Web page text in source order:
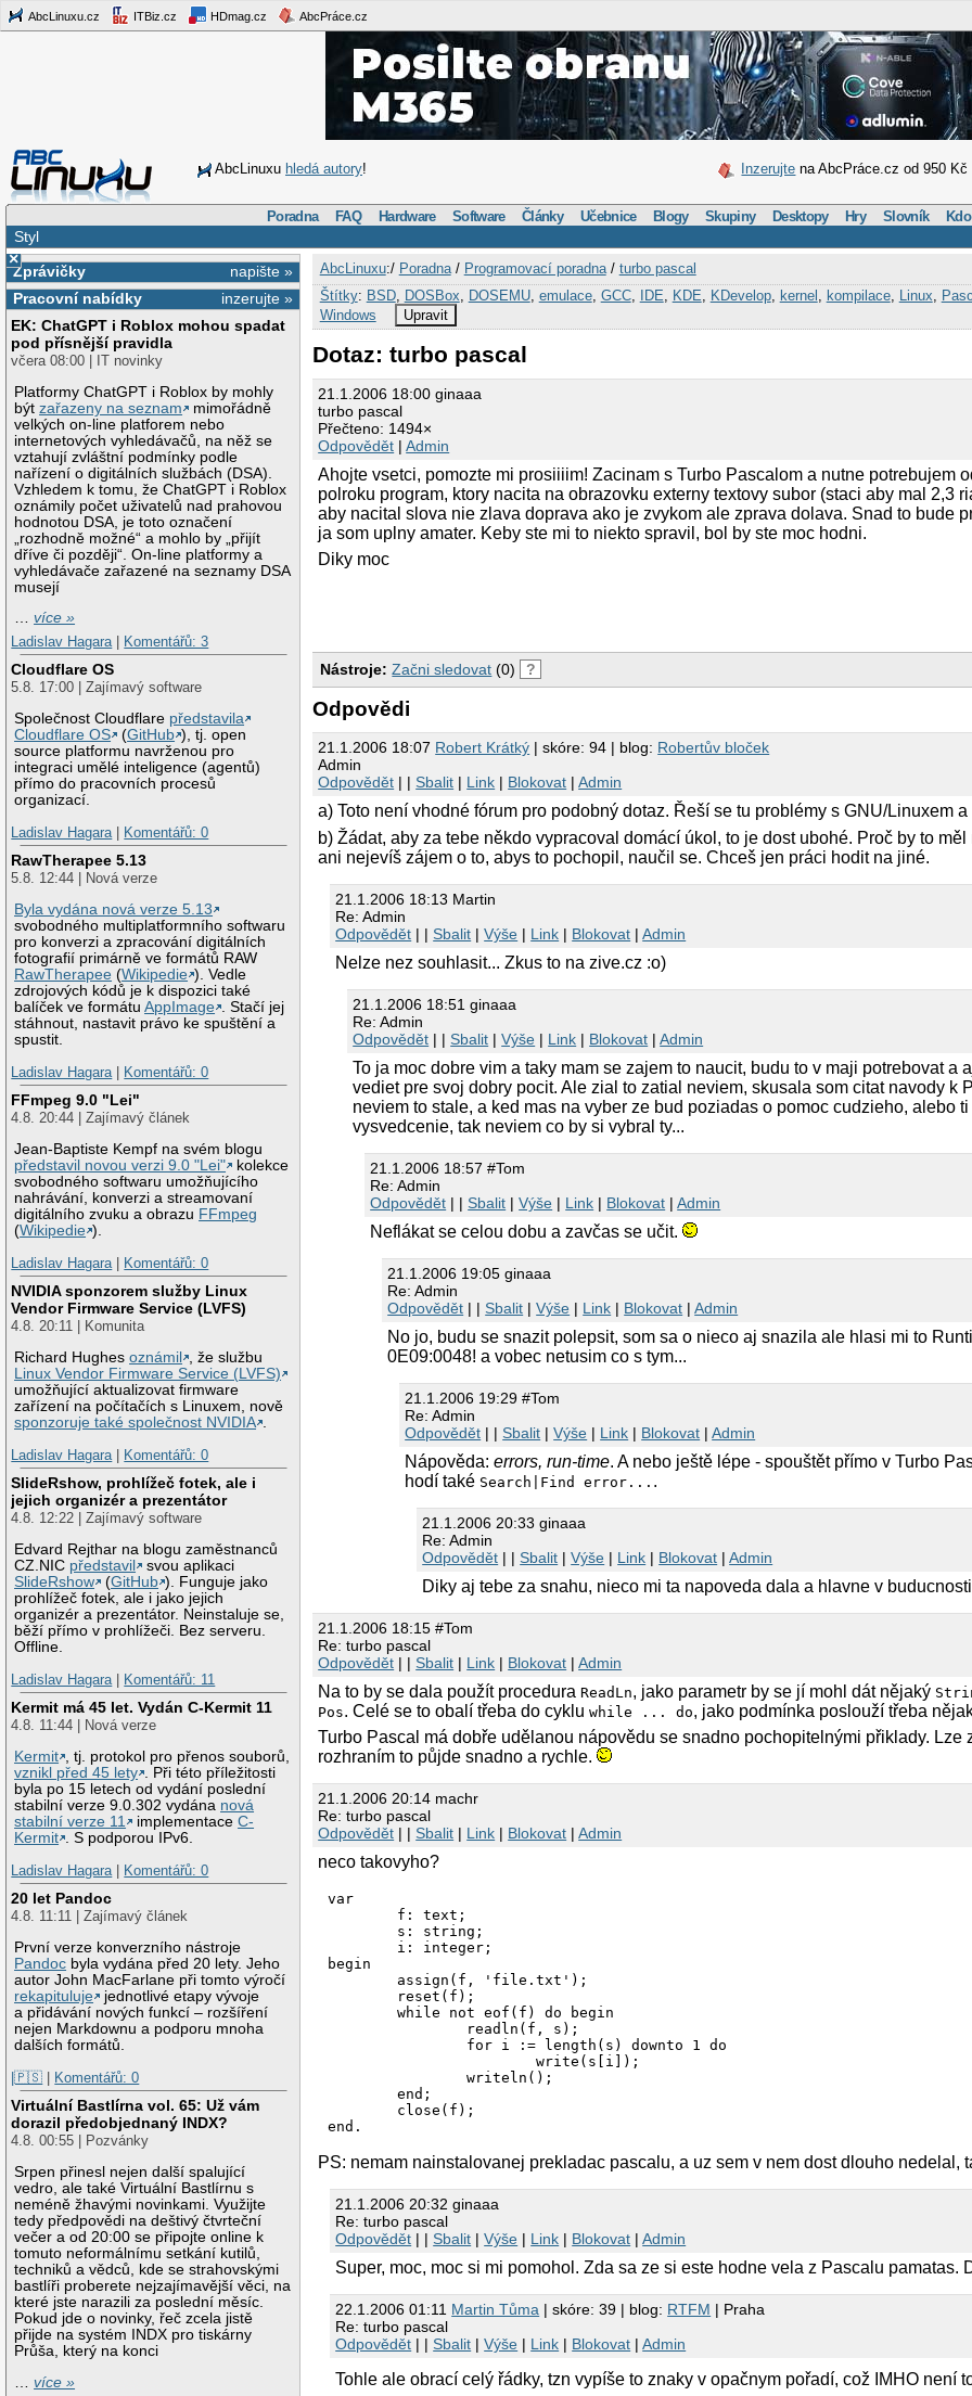
AbcLinuxu.cz ITBiz.cz HDmag.cz AbcPráce.cz
AbcLinuxu hledá autory! Inzerujte na AbcPráce.cz od 950 Kč
Poradna FAQ Hardware Software Články Učebnice Blogy Skupiny Desktopy Hry Slovník
Styl
×
napište »
Zprávičky
inzerujte »
Pracovní nabídky
EK: ChatGPT i Roblox mohou spadat
pod přísnější pravidla
včera 08:00 | IT novinky
Platformy ChatGPT i Roblox by mohly
býtzařazeny na seznam
mimořádně
velkých on-line platforem nebo
internetových vyhledávačů, na něž se
vztahují zvláštní podmínky podle
nařízení o digitálních službách (DSA).
Vzhledem k tomu, že ChatGPT i Roblox
oznámily počet uživatelů nad prahovou
hodnotou DSA, je toto označení
„rozhodně možné“ a mohlo by „přijít
dříve či později“. On-line platformy a
vyhledávače zařazené na seznamy DSA
musejí
…více »
Ladislav Hagara
Komentářů: 3
Cloudflare OS
5.8. 17:00 | Zajímavý software
Společnost Cloudflare představila
Cloudflare OS
(GitHub ), tj. open
source platformu navrženou pro
integraci umělé inteligence (agentů)
přímo do pracovních procesů
organizací.
Ladislav Hagara
Komentářů: 0
RawTherapee 5.13
5.8. 12:44 | Nová verze
Byla vydána nová verze 5.13
svobodného multiplatformního softwaru
pro konverzi a zpracování digitálních
fotografií primárně ve formátů RAW
RawTherapee (Wikipedie ). Vedle
zdrojových kódů je k dispozici také
balíček ve formátuAppImage . Stačí jej
stáhnout, nastavit právo ke spuštění a
spustit.
Ladislav Hagara
Komentářů: 0
FFmpeg 9.0 "Lei"
4.8. 20:44 | Zajímavý článek
Jean-Baptiste Kempf na svém blogu
představil novou verzi 9.0 "Lei"
kolekce
svobodného softwaru umožňujícího
nahrávání, konverzi a streamovaní
digitálního zvuku a obrazu FFmpeg
(Wikipedie ).
Ladislav Hagara
Komentářů: 0
NVIDIA sponzorem služby Linux
Vendor Firmware Service (LVFS)
4.8. 20:11 | Komunita
Richard Hughesoznámil
, že službu
Linux Vendor Firmware Service (LVFS)
umožňující aktualizovat firmware
zařízení na počítačích s Linuxem, nově
sponzoruje také společnost NVIDIA .
Ladislav Hagara | Komentářů: 0
SlideRshow, prohlížeč fotek, ale i
jejich organizér a prezentátor
4.8. 12:22 | Zajímavý software
Edvard Rejthar na blogu zaměstnanců
CZ.NIC představil
svou aplikaci
SlideRshow
(GitHub ). Funguje jako
prohlížeč fotek, ale i jako jejich
organizér a prezentátor. Neinstaluje se,
běží přímo v prohlížeči. Bez serveru.
Offline.
Ladislav Hagara | Komentářů: 11
Kermit má 45 let. Vydán C-Kermit 11
4.8. 11:44 | Nová verze
Kermit , tj. protokol pro přenos souborů,
vznikl před 45 lety . Při této příležitosti
byla po 15 letech od vydání poslední
stabilní verze 9.0.302 vydána nová
stabilní verze 11
implementaceC-
Kermit . S podporou IPv6.
Ladislav Hagara | Komentářů: 0
20 let Pandoc
4.8. 11:11 | Zajímavý článek
První verze konverzního nástroje
Pandoc byla vydána před 20 lety. Jeho
autor John MacFarlane při tomto výročí
rekapituluje
jednotlivé etapy vývoje
a přidávání nových funkcí – rozšíření
nejen Markdownu a podporu mnoha
dalších formátů.
|🇵🇸 | Komentářů: 0
Virtuální Bastlírna vol. 65: Už vám
dorazil předobjednaný INDX?
4.8. 00:55 | Pozvánky
Srpen přinesl nejen další spalující
vedro, ale také Virtuální Bastlírnu s
neméně žhavými novinkami. Využijte
tedy předpovědi na deštivý čtvrteční
večer a od 20:00 se připojte online k
tomuto neformálnímu setkání kutilů,
techniků a vědců, kde se strahovskými
bastlíři proberete nejzajímavější věci, na
které jste narazili za poslední měsíc.
Pokud jde o novinky, řeč zcela jistě
přijde na systém INDX pro tiskárny
Průša, který na konci
…více »
AbcLinuxu:/ Poradna/ Programovací poradna/ turbo pascal
Štítky: BSD, DOSBox DOSEMU, emulace, GCC, IDE KDE KDevelop, kernel kompilace, Linux
Windows
Upravit
Dotaz: turbo pascal
21.1.2006 18:00 ginaaa
turbo pascal
Přečteno: 1494×
Odpovědět |Admin
Ahojte vsetci, pomozte mi prosiiiim! Zacinam s Turbo Pascalom a nutne potrebujem
polroku program, ktory nacita na obrazovku externy textovy subor (staci aby mal 2,3
aby nacital slova nie zlava doprava ako je zvykom ale zprava dolava. Snad to bude
ja som uplny amater. Keby ste mi to niekto spravil, bol by ste moc hodni.
Diky moc
Nástroje: Začni sledovat (0) ?
Odpovědi
21.1.2006 18:07 Robert Krátký | skóre: 94 | blog: Robertův bloček
Admin
Odpovědět | |Sbalit | Link | Blokovat |Admin
a) Toto není vhodné fórum pro podobný dotaz. Řeší se tu problémy s GNU/Linuxem a
b) Žádat, aby za tebe někdo vypracoval domácí úkol, to je dost ubohé. Proč by to
ani nejevíš zájem o to, abys to pochopil, naučil se. Chceš jen práci hodit na jiné.
21.1.2006 18:13 Martin
Re: Admin
Odpovědět | |Sbalit |Výše | Link | Blokovat |Admin
Nelze nez souhlasit... Zkus to na zive.cz :o)
21.1.2006 18:51 ginaaa
Re: Admin
Odpovědět | |Sbalit |Výše | Link | Blokovat |Admin
To ja moc dobre vim a taky mam se zajem to naucit, budu to v maji potrebovat a
vediet pre svoj dobry pocit. Ale zial to zatial neviem, skusala som citat navody k
neviem to stale, a ked mas na vyber ze bud poziadas o pomoc cudzieho, alebo
vysvedcenie, tak neviem co by si vybral ty...
21.1.2006 18:57 #Tom
Re: Admin
Odpovědět | |Sbalit |Výše | Link | Blokovat |Admin
Neflákat se celou dobu a zavčas se učit.
21.1.2006 19:05 ginaaa
Re: Admin
Odpovědět | |Sbalit |Výše | Link | Blokovat |Admin
No jo, budu se snazit polepsit, som sa o nieco aj snazila ale hlasi mi to
0E09:0048! a vobec netusim co s tym...
21.1.2006 19:29 #Tom
Re: Admin
Odpovědět | |Sbalit |Výše | Link | Blokovat |Admin
Nápověda:errors, run-time. A nebo ještě lépe - spouštět přímo v Turbo
hodí také Search|Find error... .
21.1.2006 20:33 ginaaa
Re: Admin
Odpovědět | |Sbalit |Výše | Link | Blokovat |Admin
Diky aj tebe za snahu, nieco mi ta napoveda dala a hlavne v
21.1.2006 18:15 #Tom
Re: turbo pascal
Odpovědět | |Sbalit | Link | Blokovat |Admin
Na to by se dala použít proceduraReadLn, jako parametr by se jí mohl dát nějaký
Pos. Celé se to obalí třeba do cykluwhile ... do, jako podmínka poslouží třeba
Turbo Pascal má dobře udělanou nápovědu se snadno pochopitelnými přiklady.
rozhraním to půjde snadno a rychle.
21.1.2006 20:14 machr
Re: turbo pascal
Odpovědět | |Sbalit | Link | Blokovat |Admin
neco takovyho?
var
begin
	while not eof(f) do begin
			write(s[i]);
		writeln();
	end;
PS: nemam nainstalovanej prekladac pascalu, a uz sem v nem dost dlouho nedelal,
21.1.2006 20:32 ginaaa
Re: turbo pascal
Odpovědět | |Sbalit |Výše | Link | Blokovat |Admin
Super, moc, moc si mi pomohol. Zda sa ze si este hodne vela z Pascalu pamatas.
22.1.2006 01:11 Martin Tůma | skóre: 39 | blog: RTFM | Praha
Re: turbo pascal
Odpovědět | |Sbalit |Výše | Link | Blokovat |Admin
Tohle ale obrací celý řádky, tzn vypíše to znaky v opačnym pořadí, což IMHO není